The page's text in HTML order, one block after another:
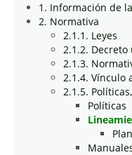
1. Información de
2. Normativa
2.1.1. Leyes
2.1.2.
2.1.3.
2.1.4. Vínculo
2.1.5.
Políticas